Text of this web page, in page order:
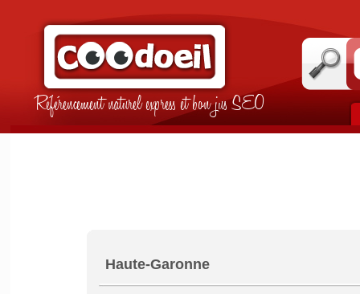
Référencement naturel express et bon jus SEO
Haute-Garonne